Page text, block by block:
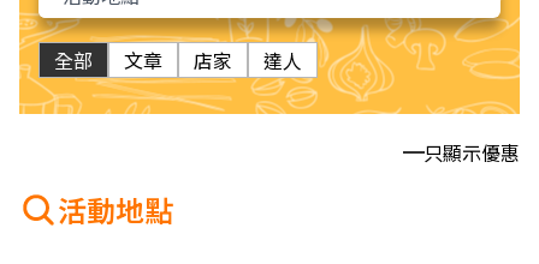
全部 文章 店家 達人
只顯示優惠
活動地點